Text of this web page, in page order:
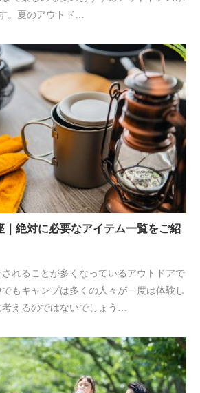
。夏のアウトド…
｜絶対に必要なアイテム一覧をご紹
れることが多くなっているアウトドアで
もキャンプは多くの人々が一度は体験し
えるのではないでしょう…